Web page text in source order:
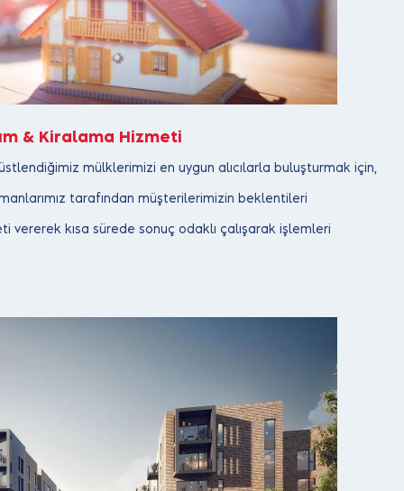
& Kiralama Hizmeti
mülklerimizi en uygun alıcılarla buluşturmak için,
tarafından müşterilerimizin beklentileri
vererek kısa sürede sonuç odaklı çalışarak işlemleri